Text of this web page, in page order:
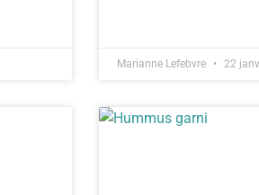
Marianne Lefebvre 22